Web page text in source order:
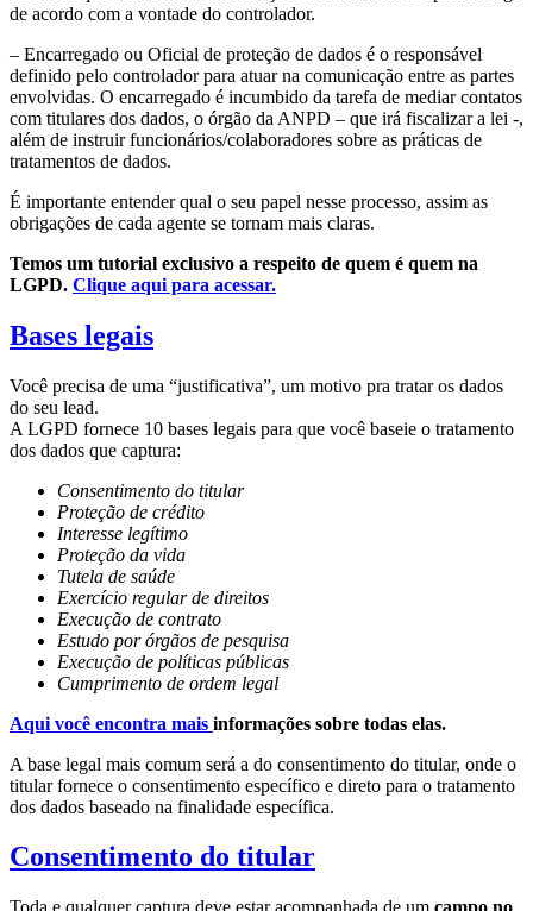
de acordo com a vontade do controlador.
– Encarregado ou Oficial de proteção de dados é o responsável
definido pelo controlador para atuar na comunicação entre as partes
envolvidas. O encarregado é incumbido da tarefa de mediar contatos
com titulares dos dados, o órgão da ANPD – que irá fiscalizar a lei -,
além de instruir funcionários/colaboradores sobre as práticas de
tratamentos de dados.
É importante entender qual o seu papel nesse processo, assim as
obrigações de cada agente se tornam mais claras.
Temos um tutorial exclusivo a respeito de quem é quem na
LGPD. Clique aqui para acessar.
Bases legais
Você precisa de uma “justificativa”, um motivo pra tratar os dados
do seu lead.
A LGPD fornece 10 bases legais para que você baseie o tratamento
dos dados que captura:
Consentimento do titular
Proteção de crédito
Interesse legítimo
Proteção da vida
Tutela de saúde
Exercício regular de direitos
Execução de contrato
Estudo por órgãos de pesquisa
Execução de políticas públicas
Cumprimento de ordem legal
Aqui você encontra mais informações sobre todas elas.
A base legal mais comum será a do consentimento do titular, onde o
titular fornece o consentimento específico e direto para o tratamento
dos dados baseado na finalidade específica.
Consentimento do titular